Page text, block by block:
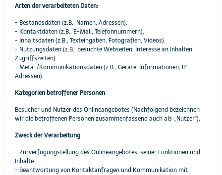
Arten der verarbeiteten Daten:
- Bestandsdaten (z.B., Namen, Adressen).
- Kontaktdaten (z.B., E-Mail, Telefonnummern).
- Inhaltsdaten (z.B., Texteingaben, Fotografien, Videos).
- Nutzungsdaten (z.B., besuchte Webseiten, Interesse an Inhalten,
Zugriffszeiten).
- Meta-/Kommunikationsdaten (z.B., Geräte-Informationen, IP-
Adressen).
Kategorien betroffener Personen
Besucher und Nutzer des Onlineangebotes (Nachfolgend bezeichnen
wir die betroffenen Personen zusammenfassend auch als „Nutzer“).
Zweck der Verarbeitung
- Zurverfügungstellung des Onlineangebotes, seiner Funktionen und
Inhalte.
- Beantwortung von Kontaktanfragen und Kommunikation mit